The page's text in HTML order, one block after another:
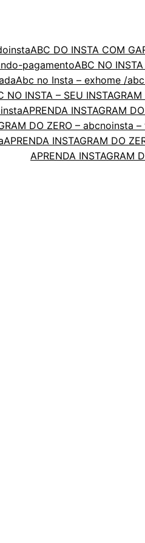
ABC DO INSTA COM
pagamentoABC NO
Abc no Insta – exhome /
NO INSTA – SEU
APRENDA INSTAGRAM
DO ZERO –
APRENDA INSTAGRAM DO
APRENDA INSTAGRAM